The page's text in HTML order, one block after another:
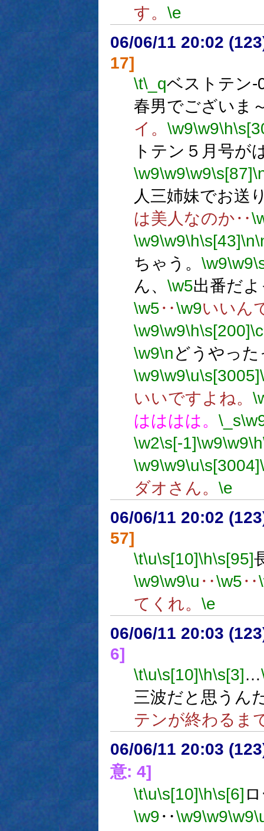
す。 \e
06/06/11 20:02
17]
\t\_qベストテン-
春男でございま
イ。 \w9\w9\h
トテン５月号が
\w9\w9\w9\s[87]
人三姉妹でお送
は美人なのか‥
\w9\w9\h\s[43]\n
ちゃう。 \w9\w9
ん、 \w5出番だ
\w5‥\w9いいん
\w9\w9\h\s[200]\c
\w9\nどうやっ
\w9\w9\u\s[3005]
いいですよね。
はははは。 \_s
\w2\s[-1]\w9\w9\h
\w9\w9\u\s[3004]
ダオさん。 \e
06/06/11 20:02
57]
\t\u\s[10]\h\s[95]
\w9\w9\u ‥\w5‥
てくれ。 \e
06/06/11 20:03
6]
\t\u\s[10]\h\s[3]…
三波だと思うん
テンが終わるま
06/06/11 20:03
意: 4]
\t\u\s[10]\h\s[6]
\w9‥\w9\w9\w9